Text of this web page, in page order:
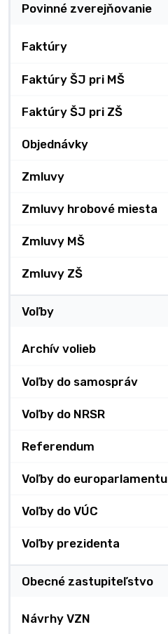
Povinné zverejňovanie
Faktúry
Faktúry ŠJ pri MŠ
Faktúry ŠJ pri ZŠ
Objednávky
Zmluvy
Zmluvy hrobové miesta
Zmluvy MŠ
Zmluvy ZŠ
Voľby
Archív volieb
Voľby do samospráv
Voľby do NRSR
Referendum
Voľby do europarlamentu
Voľby do VÚC
Voľby prezidenta
Obecné zastupiteľstvo
Návrhy VZN